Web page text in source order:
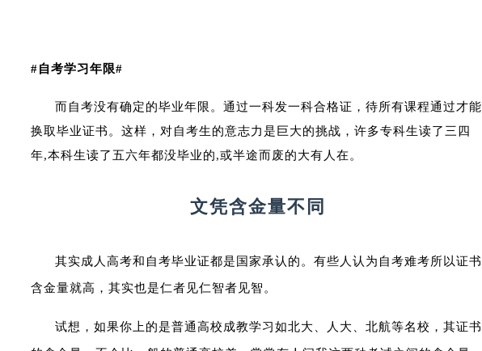
#自考学习年限#
而自考没有确定的毕业年限。通过一科发一科合格证，待所有课程通过才能
换取毕业证书。这样，对自考生的意志力是巨大的挑战，许多专科生读了三四
年,本科生读了五六年都没毕业的,或半途而废的大有人在。
文凭含金量不同
其实成人高考和自考毕业证都是国家承认的。有些人认为自考难考所以证书
含金量就高，其实也是仁者见仁智者见智。
试想，如果你上的是普通高校成教学习如北大、人大、北航等名校，其证书